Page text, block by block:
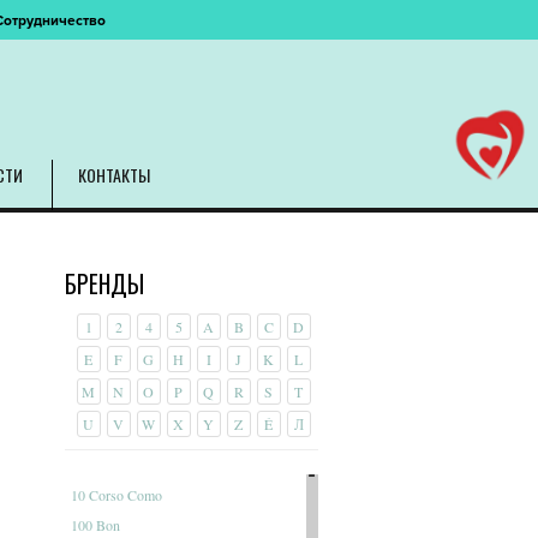
КОНТАКТЫ
БРЕНДЫ
1 2 4 5 A B C
D
E
F G H I J K
L
M
N O P Q R S
T
U
V W X Y Z É Л
10 Corso Como
100 Bon